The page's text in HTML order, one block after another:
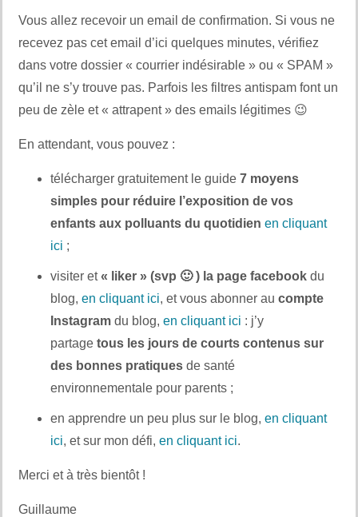
Vous allez recevoir un email de confirmation. Si vous ne
recevez pas cet email d’ici quelques minutes, vérifiez
dans votre dossier « courrier indésirable » ou « SPAM »
qu’il ne s’y trouve pas. Parfois les filtres antispam font un
peu de zèle et « attrapent » des emails légitimes 😉
En attendant, vous pouvez :
télécharger gratuitement le guide 7 moyens
simples pour réduire l’exposition de vos
enfants aux polluants du quotidien en cliquant
ici ;
visiter et« liker » (svp 🙂 ) la page facebook du
blog, en cliquant ici, et vous abonner au compte
Instagram du blog, en cliquant ici : j’y
partage tous les jours de courts contenus sur
des bonnes pratiques de santé
environnementale pour parents ;
en apprendre un peu plus sur le blog, en cliquant
ici, et sur mon défi, en cliquant ici.
Merci et à très bientôt !
Guillaume